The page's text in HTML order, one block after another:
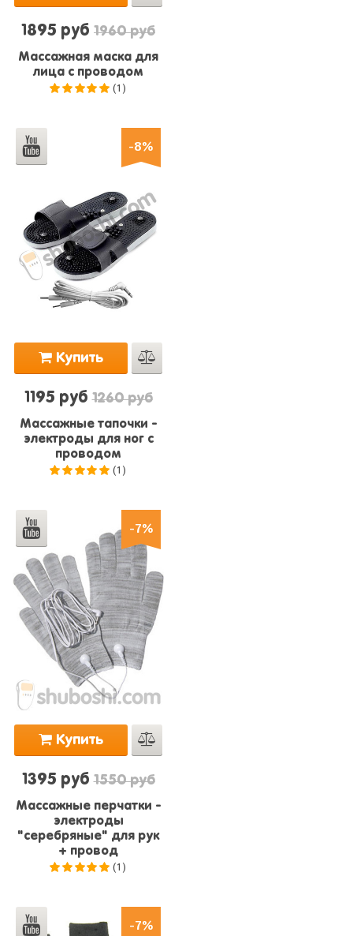
1895 руб 1960 руб
Массажная маска для
лица с проводом
(1)
-8%
Купить
1195 руб1260 руб
Массажные тапочки -
электроды для ног с
проводом
(1)
-7%
Купить
1395 руб1550 руб
Массажные перчатки -
электроды
"серебряные" для рук
+ провод
(1)
-7%